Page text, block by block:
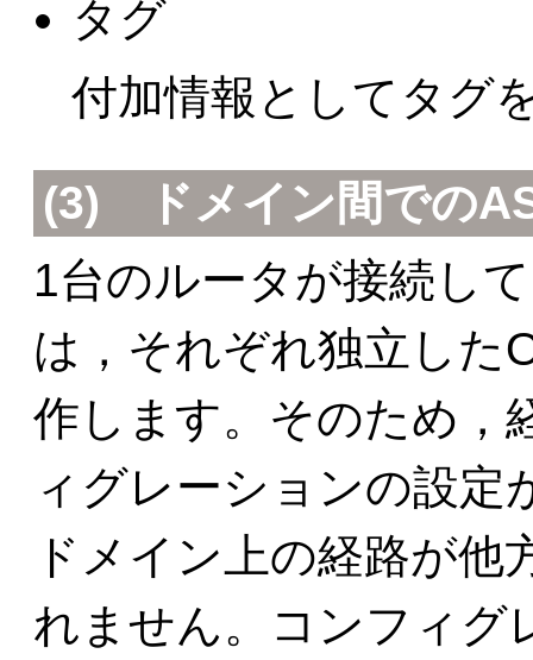
タグ
付加情報としてタグ
(3) ドメイン間での
1台のルータが接続し
は，それぞれ独立した
作します。そのため，
ィグレーションの設定
ドメイン上の経路が
れません。コンフィグ